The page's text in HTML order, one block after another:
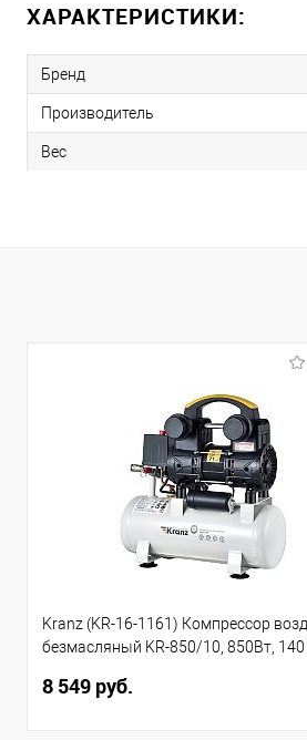
ХАРАКТЕРИСТИКИ:
Бренд
Производитель
Вес
Kranz (KR-16-1161) Компрессор
безмасляный KR-850/10, 850Вт,
8 549 руб.